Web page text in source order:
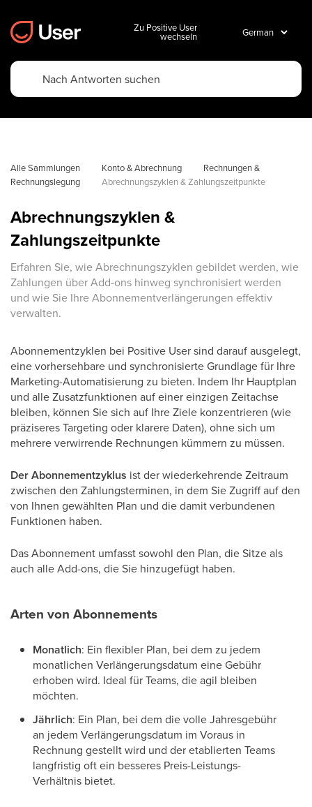
Zu Positive User
wechseln
Alle Sammlungen Konto & Abrechnung
Rechnungen &
Rechnungslegung
Abrechnungszyklen & Zahlungszeitpunkte
Abrechnungszyklen &
Zahlungszeitpunkte
Erfahren Sie, wie Abrechnungszyklen gebildet werden, wie
Zahlungen über Add-ons hinweg synchronisiert werden
und wie Sie Ihre Abonnementverlängerungen effektiv
verwalten.
Abonnementzyklen bei Positive User sind darauf ausgelegt,
eine vorhersehbare und synchronisierte Grundlage für Ihre
Marketing-Automatisierung zu bieten. Indem Ihr Hauptplan
und alle Zusatzfunktionen auf einer einzigen Zeitachse
bleiben, können Sie sich auf Ihre Ziele konzentrieren (wie
präziseres Targeting oder klarere Daten), ohne sich um
mehrere verwirrende Rechnungen kümmern zu müssen.
Der Abonnementzyklus ist der wiederkehrende Zeitraum
zwischen den Zahlungsterminen, in dem Sie Zugriff auf den
von Ihnen gewählten Plan und die damit verbundenen
Funktionen haben.
Das Abonnement umfasst sowohl den Plan, die Sitze als
auch alle Add-ons, die Sie hinzugefügt haben.
Arten von Abonnements
Monatlich: Ein flexibler Plan, bei dem zu jedem
monatlichen Verlängerungsdatum eine Gebühr
erhoben wird. Ideal für Teams, die agil bleiben
möchten.
Jährlich: Ein Plan, bei dem die volle Jahresgebühr
an jedem Verlängerungsdatum im Voraus in
Rechnung gestellt wird und der etablierten Teams
langfristig oft ein besseres Preis-Leistungs-
Verhältnis bietet.